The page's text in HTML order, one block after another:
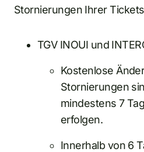
Stornierungen Ihrer
TGV INOUI und
Kostenlose
Stornierungen
mindestens 7
erfolgen.
Innerhalb von 6